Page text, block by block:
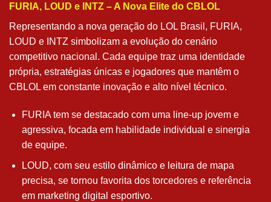
FURIA, LOUD e INTZ – A Nova Elite do CBLOL
Representando a nova geração do LOL Brasil, FURIA,
LOUD e INTZ simbolizam a evolução do cenário
competitivo nacional. Cada equipe traz uma identidade
própria, estratégias únicas e jogadores que mantêm o
CBLOL em constante inovação e alto nível técnico.
FURIA tem se destacado com uma line-up jovem e
agressiva, focada em habilidade individual e sinergia
de equipe.
LOUD, com seu estilo dinâmico e leitura de mapa
precisa, se tornou favorita dos torcedores e referência
em marketing digital esportivo.